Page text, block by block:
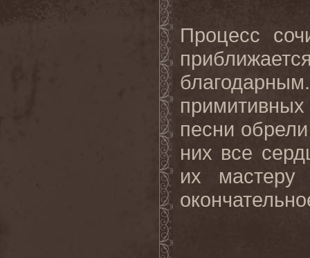
Процесс
песни
них все
их